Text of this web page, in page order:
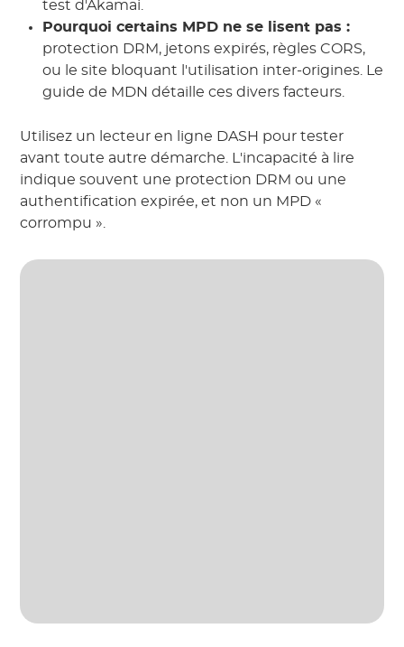
test d'Akamai.
Pourquoi certains MPD ne se lisent pas :
protection DRM, jetons expirés, règles CORS,
ou le site bloquant l'utilisation inter-origines. Le
guide de MDN détaille ces divers facteurs.
Utilisez un lecteur en ligne DASH pour tester
avant toute autre démarche. L'incapacité à lire
indique souvent une protection DRM ou une
authentification expirée, et non un MPD «
corrompu ».